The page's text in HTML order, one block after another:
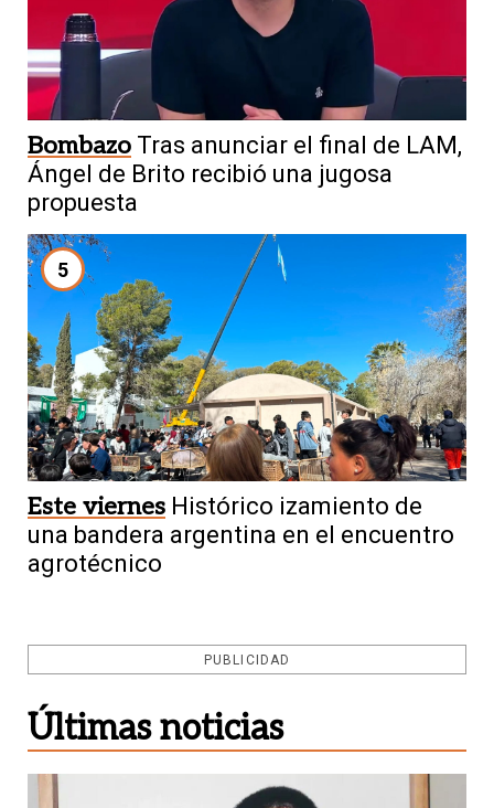
Bombazo Tras anunciar el final de LAM,
Ángel de Brito recibió una jugosa
propuesta
5
Este viernes Histórico izamiento de
una bandera argentina en el encuentro
agrotécnico
PUBLICIDAD
Últimas noticias